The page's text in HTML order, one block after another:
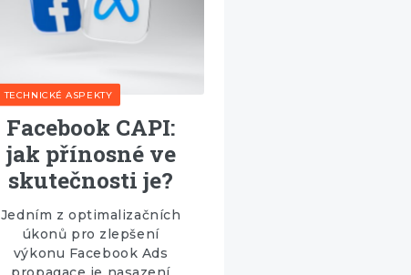
TECHNICKÉ ASPEKTY
Facebook CAPI:
jak přínosné ve
skutečnosti je?
Jedním z optimalizačních
úkonů pro zlepšení
výkonu Facebook Ads